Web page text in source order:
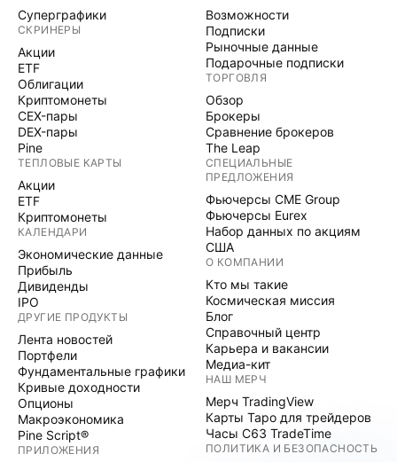
Суперграфики
СКРИНЕРЫ
Акции
ETF
Облигации
Криптомонеты
CEX-пары
DEX-пары
Pine
ТЕПЛОВЫЕ КАРТЫ
Акции
ETF
Криптомонеты
КАЛЕНДАРИ
Экономические данные
Прибыль
Дивиденды
IPO
ДРУГИЕ ПРОДУКТЫ
Лента новостей
Портфели
Фундаментальные графики
Кривые доходности
Опционы
Макроэкономика
Pine Script®
ПРИЛОЖЕНИЯ
Возможности
Подписки
Рыночные данные
Подарочные подписки
ТОРГОВЛЯ
Обзор
Брокеры
Сравнение брокеров
The Leap
СПЕЦИАЛЬНЫЕ
ПРЕДЛОЖЕНИЯ
Фьючерсы CME Group
Фьючерсы Eurex
Набор данных по акциям
США
О КОМПАНИИ
Кто мы такие
Космическая миссия
Блог
Справочный центр
Карьера и вакансии
Медиа-кит
НАШ МЕРЧ
Мерч TradingView
Карты Таро для трейдеров
Часы C63 TradeTime
ПОЛИТИКА И БЕЗОПАСНОСТЬ